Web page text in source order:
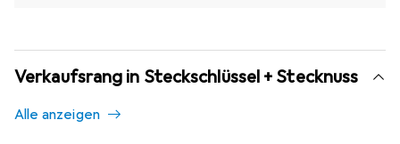
Verkaufsrang in Steckschlüssel + Stecknuss
Alle anzeigen